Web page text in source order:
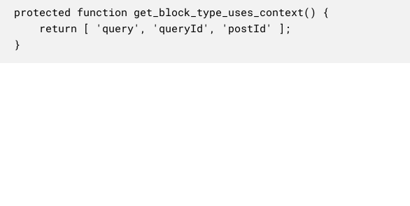
protected function get_block_type_uses_context() {
}